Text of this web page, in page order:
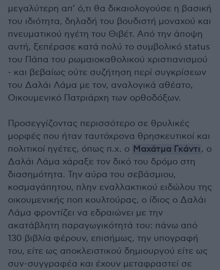
μεγαλύτερη απ’ ό,τι θα δικαιολογούσε η βασική
του ιδιότητα, δηλαδή του βουδιστή μοναχού και
πνευματικού ηγέτη του Θιβέτ. Από την άποψη
αυτή, ξεπέρασε κατά πολύ το συμβολικό status
του Πάπα του ρωμαιοκαθολικού χριστιανισμού
- και βεβαίως ούτε συζήτηση περί συγκρίσεων
του Δαλάι Λάμα με τον, αναλογικά αθέατο,
Οικουμενικό Πατριάρχη των ορθοδόξων.
Προσεγγίζοντας περισσότερο σε θρυλικές
μορφές που ήταν ταυτόχρονα θρησκευτικοί και
πολιτικοί ηγέτες, όπως π.χ. ο Μαχάτμα Γκάντι, ο
Δαλάι Λάμα χάραξε τον δικό του δρόμο στη
διασημότητα. Την αύρα του σεβάσμιου,
κοσμαγάπητου, πλην εναλλακτικού ειδώλου της
οικουμενικής ποπ κουλτούρας, ο ίδιος ο Δαλάι
Λάμα φροντίζει να εδραιώνει με την
ακατάβλητη παραγωγικότητά του: πάνω από
130 βιβλία φέρουν, επισήμως, την υπογραφή
του, είτε ως αποκλειστικού δημιουργού είτε ως
συν-συγγραφέα και έχουν μεταφραστεί σε